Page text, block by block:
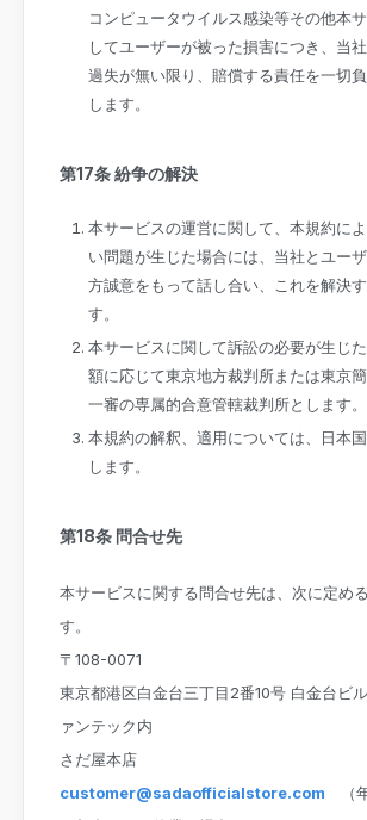
コンピュータウイルス感染等その他本
してユーザーが被った損害につき、当
過失が無い限り、賠償する責任を一切
します。
第17条 紛争の解決
本サービスの運営に関して、本規約に
い問題が生じた場合には、当社とユー
方誠意をもって話し合い、これを解決
す。
本サービスに関して訴訟の必要が生じ
額に応じて東京地方裁判所または東京
一審の専属的合意管轄裁判所とします。
本規約の解釈、適用については、日本
します。
第18条 問合せ先
本サービスに関する問合せ先は、次に定め
す。
〒108-0071
東京都港区白金台三丁目2番10号 白金台ビ
ァンテック内
さだ屋本店
customer@sadaofficialstore.com （